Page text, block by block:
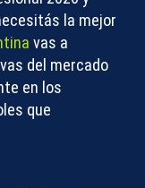
la mejor
vas a
del mercado
en los
que